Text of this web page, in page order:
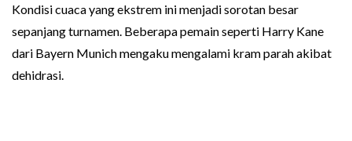
Kondisi cuaca yang ekstrem ini menjadi sorotan besar
sepanjang turnamen. Beberapa pemain seperti Harry Kane
dari Bayern Munich mengaku mengalami kram parah akibat
dehidrasi.